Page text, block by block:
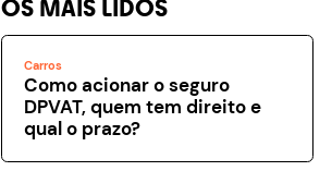
OS MAIS LIDOS
Carros
Como acionar o seguro
DPVAT, quem tem direito e
qual o prazo?